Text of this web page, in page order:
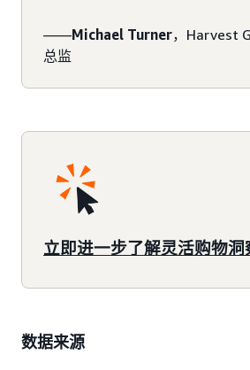
——Michael Turner，Harvest
总监
立即进一步了解灵活购物洞
数据来源